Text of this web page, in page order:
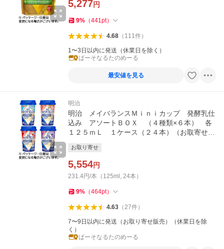
5,277円
9% （441pt）
4.68（ 111件）
1〜3日以内に発送（休業日を除く）
ぱーそなるたのめーる
最安値を見る
明治
明治 メイバランスＭｉｎｉカップ 発酵乳仕
込み アソートＢＯＸ （４種類×６本） 各
１２５ｍＬ １ケース（２４本）（お取寄せ
お取り寄せ
5,554円
231.4円/本（125ml, 24本）
9% （464pt）
4.63（27件）
7〜9日以内に発送（お取り寄せ販売）（休業日を除
く）
ぱーそなるたのめーる